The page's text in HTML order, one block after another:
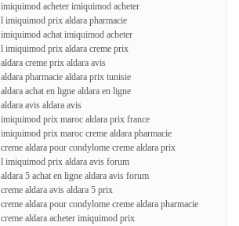
imiquimod acheter imiquimod acheter
l imiquimod prix aldara pharmacie
imiquimod achat imiquimod acheter
l imiquimod prix aldara creme prix
aldara creme prix aldara avis
aldara pharmacie aldara prix tunisie
aldara achat en ligne aldara en ligne
aldara avis aldara avis
imiquimod prix maroc aldara prix france
imiquimod prix maroc creme aldara pharmacie
creme aldara pour condylome creme aldara prix
l imiquimod prix aldara avis forum
aldara 5 achat en ligne aldara avis forum
creme aldara avis aldara 5 prix
creme aldara pour condylome creme aldara pharmacie
creme aldara acheter imiquimod prix